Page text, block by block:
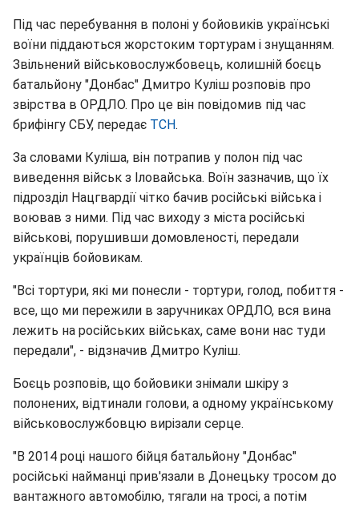
Під час перебування в полоні у бойовиків українські
воїни піддаються жорстоким тортурам і знущанням.
Звільнений військовослужбовець, колишній боєць
батальйону "Донбас" Дмитро Куліш розповів про
звірства в ОРДЛО. Про це він повідомив під час
брифінгу СБУ, передає ТСН.
За словами Куліша, він потрапив у полон під час
виведення військ з Іловайська. Воїн зазначив, що їх
підрозділ Нацгвардії чітко бачив російські війська і
воював з ними. Під час виходу з міста російські
військові, порушивши домовленості, передали
українців бойовикам.
"Всі тортури, які ми понесли - тортури, голод, побиття -
все, що ми пережили в заручниках ОРДЛО, вся вина
лежить на російських військах, саме вони нас туди
передали", - відзначив Дмитро Куліш.
Боєць розповів, що бойовики знімали шкіру з
полонених, відтинали голови, а одному українському
військовослужбовцю вирізали серце.
"В 2014 році нашого бійця батальйону "Донбас"
російські найманці прив'язали в Донецьку тросом до
вантажного автомобілю, тягали на тросі, а потім